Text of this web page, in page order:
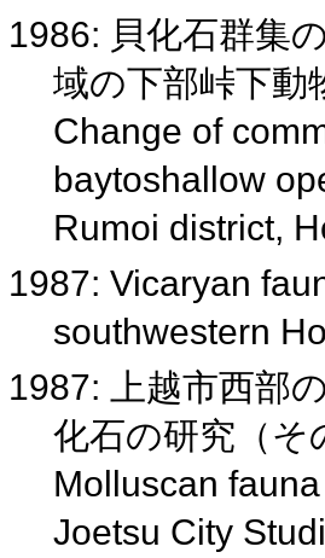
1986: 貝化石群集
域の下部峠下
Change of
baytoshallow
Rumoi district,
1987: Vicaryan
southwestern
1987: 上越市西部
化石の研究（そ
Molluscan
Joetsu City